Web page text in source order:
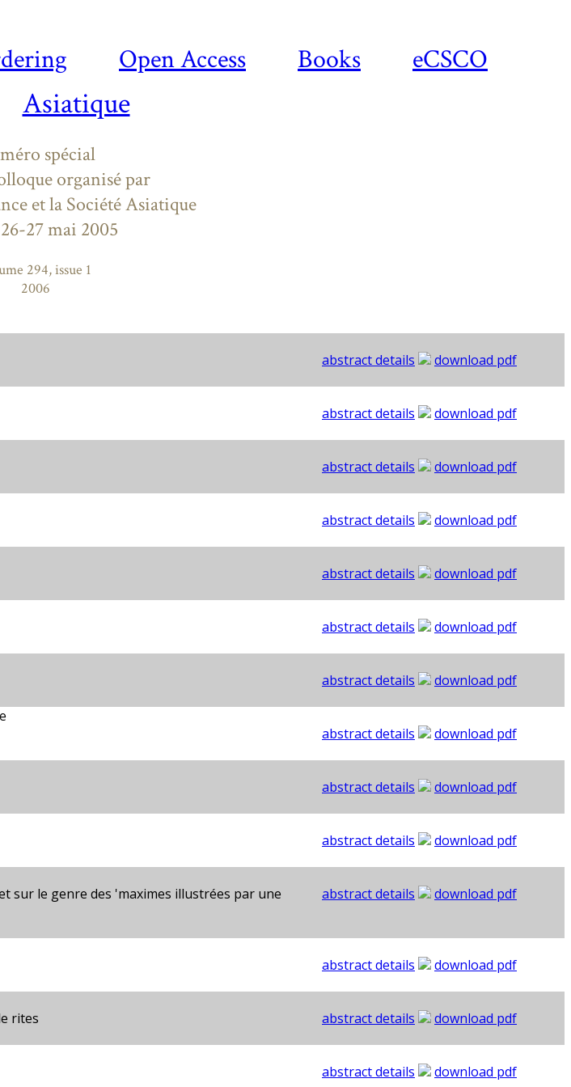
Open Access Books eCSCO
Asiatique
spécial
organisé par
et la Société Asiatique
27 mai 2005
294, issue 1
2006
abstract details
download pdf
abstract details
download pdf
abstract details
download pdf
abstract details
download pdf
abstract details
download pdf
abstract details
download pdf
abstract details
download pdf
abstract details
download pdf
abstract details
download pdf
abstract details
download pdf
sur le genre des 'maximes illustrées par une
abstract details download pdf
abstract details
download pdf
rites
abstract details
download pdf
abstract details download pdf